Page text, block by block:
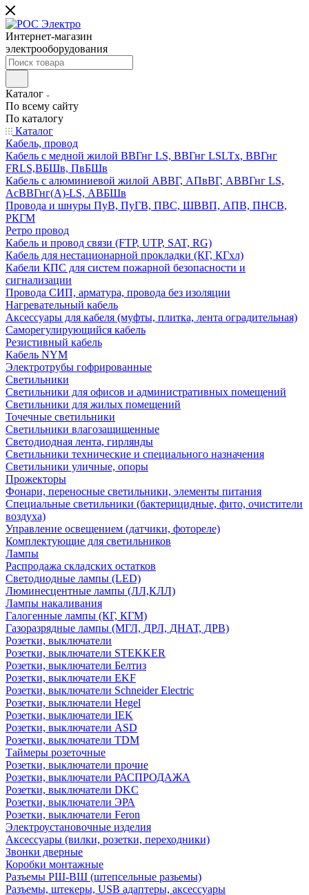
Интернет-магазин
электрооборудования
Каталог
По всему сайту
По каталогу
Каталог
Кабель, провод
Кабель с медной жилой ВВГнг LS, ВВГнг LSLTx, ВВГнг
FRLS,ВБШв, ПвБШв
Кабель с алюминиевой жилой АВВГ, АПвВГ, АВВГнг LS,
АсВВГнг(А)-LS, АВБШв
Провода и шнуры ПуВ, ПуГВ, ПВС, ШВВП, АПВ, ПНСВ,
РКГМ
Ретро провод
Кабель и провод связи (FTP, UTP, SAT, RG)
Кабель для нестационарной прокладки (КГ, КГхл)
Кабели КПС для систем пожарной безопасности и
сигнализации
Провода СИП, арматура, провода без изоляции
Нагревательный кабель
Аксессуары для кабеля (муфты, плитка, лента оградительная)
Саморегулирующийся кабель
Резистивный кабель
Кабель NYM
Электротрубы гофрированные
Светильники
Светильники для офисов и административных помещений
Светильники для жилых помещений
Точечные светильники
Светильники влагозащищенные
Светодиодная лента, гирлянды
Светильники технические и специального назначения
Светильники уличные, опоры
Прожекторы
Фонари, переносные светильники, элементы питания
Специальные светильники (бактерицидные, фито, очистители
воздуха)
Управление освещением (датчики, фотореле)
Комплектующие для светильников
Лампы
Распродажа складских остатков
Светодиодные лампы (LED)
Люминесцентные лампы (ЛЛ,КЛЛ)
Лампы накаливания
Галогенные лампы (КГ, КГМ)
Газоразрядные лампы (МГЛ, ДРЛ, ДНАТ, ДРВ)
Розетки, выключатели
Розетки, выключатели STEKKER
Розетки, выключатели Белтиз
Розетки, выключатели EKF
Розетки, выключатели Schneider Electric
Розетки, выключатели Hegel
Розетки, выключатели IEK
Розетки, выключатели ASD
Розетки, выключатели TDM
Таймеры розеточные
Розетки, выключатели прочие
Розетки, выключатели РАСПРОДАЖА
Розетки, выключатели DKC
Розетки, выключатели ЭРА
Розетки, выключатели Feron
Электроустановочные изделия
Аксессуары (вилки, розетки, переходники)
Звонки дверные
Коробки монтажные
Разъемы РШ-ВШ (штепсельные разьемы)
Разъемы, штекеры, USB адаптеры, аксессуары